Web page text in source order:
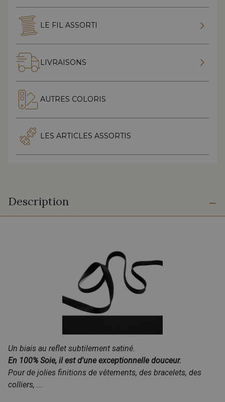
LE FIL ASSORTI
LIVRAISONS
AUTRES COLORIS
LES ARTICLES ASSORTIS
Description
Un biais au reflet subtilement satiné.
En 100% Soie, il est d'une exceptionnelle douceur.
Pour de jolies finitions de vêtements, des bracelets, des
colliers, ...